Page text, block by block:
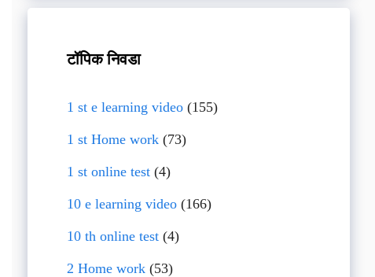
टॉपिक निवडा
1 st e learning video(155)
1 st Home work(73)
1 st online test(4)
10 e learning video(166)
10 th online test(4)
2 Home work(53)